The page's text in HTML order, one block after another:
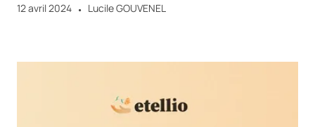
12 avril 2024 Lucile GOUVENEL